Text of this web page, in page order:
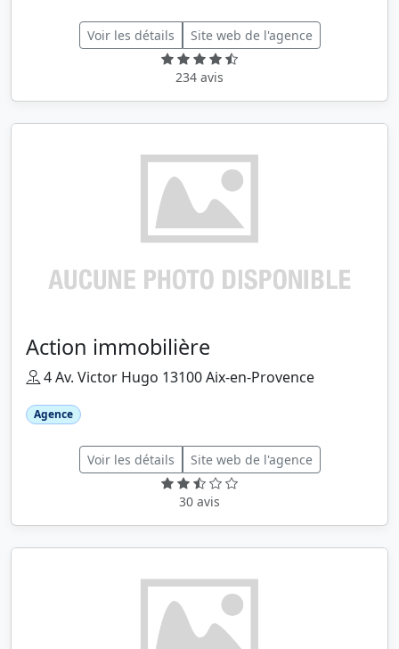
Voir les détails Site web de l'agence
234 avis
Action immobilière
4 Av. Victor Hugo 13100 Aix-en-Provence
Agence
Voir les détails Site web de l'agence
30 avis